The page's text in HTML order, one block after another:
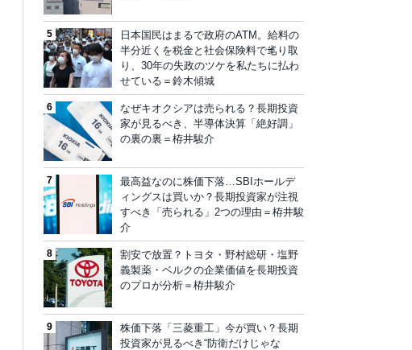
日本国民はまるで政府のATM。給料の
半分近くを税金と社会保険料で毟り取
り、30年の失政のツケを私たちに払わ
せている＝鈴木傾城
なぜキオクシアは売られる？長期投資
家が見るべき、半導体決算「絶好調」
の裏の裏＝栫井駿介
最高益なのに株価下落…SBIホールデ
ィングスは買いか？長期投資家が注視
すべき「売られる」2つの理由＝栫井駿
介
割安で放置？トヨタ・野村総研・塩野
義製薬・ベルクの企業価値を長期投資
のプロが分析＝栫井駿介
株価下落「三菱重工」今が買い？長期
投資家が見るべき“防衛だけじゃな